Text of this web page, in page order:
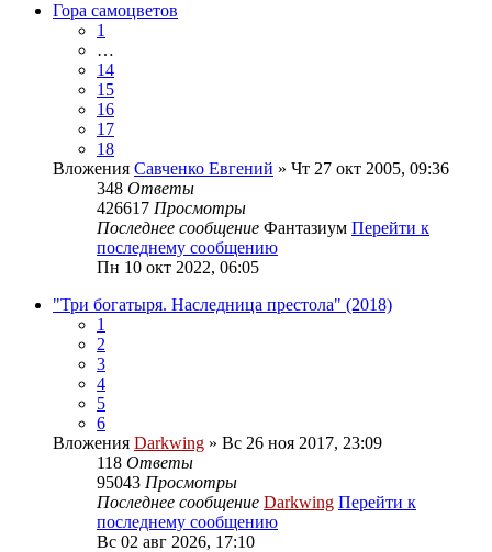
Гора самоцветов
1
…
14
15
16
17
18
Вложения Савченко Евгений » Чт 27 окт 2005, 09:36
348 Ответы
426617 Просмотры
Последнее сообщение Фантазиум Перейти к
последнему сообщению
Пн 10 окт 2022, 06:05
"Три богатыря. Наследница престола" (2018)
1
2
3
4
5
6
Вложения Darkwing » Вс 26 ноя 2017, 23:09
118 Ответы
95043 Просмотры
Последнее сообщение Darkwing Перейти к
последнему сообщению
Вс 02 авг 2026, 17:10